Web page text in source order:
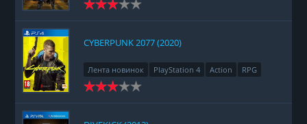
CYBERPUNK 2077 (2020)
Лента новинок PlayStation 4 Action
RPG
Racing
Adventure